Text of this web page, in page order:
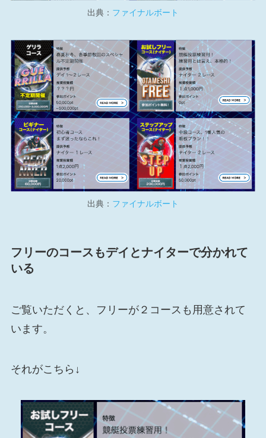
出典： ファイナルボート
出典： ファイナルボート
フリーのコースもデイとナイターで分かれて
いる
ご覧いただくと、フリーが２コースも用意されて
います。
それがこちら↓